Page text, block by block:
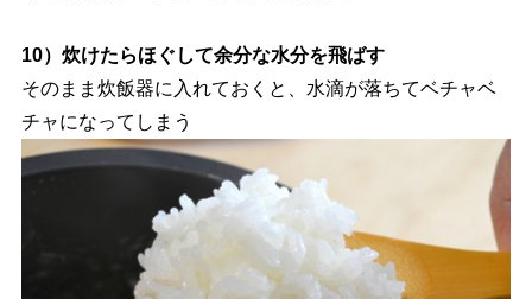
10）炊けたらほぐして余分な水分を飛ばす
そのまま炊飯器に入れておくと、水滴が落ちてベチャベ
チャになってしまう